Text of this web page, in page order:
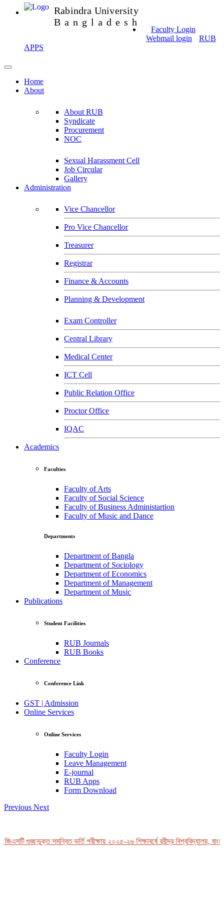
Rabindra University
Bangladesh
Faculty Login
Webmail login
RUB
APPS
Home
About
About RUB
Syndicate
Procurement
NOC
Sexual Harassment Cell
Job Circular
Gallery
Administration
Vice Chancellor
Pro Vice Chancellor
Treasurer
Registrar
Finance & Accounts
Planning & Development
Exam Controller
Central Library
Medical Center
ICT Cell
Public Relation Office
Proctor Office
IQAC
Academics
Faculties
Faculty of Arts
Faculty of Social Science
Faculty of Business Administartion
Faculty of Music and Dance
Departments
Department of Bangla
Department of Sociology
Department of Economics
Department of Management
Department of Music
Publications
Student Facilities
RUB Journals
RUB Books
Conference
Conference Link
GST | Admission
Online Services
Online Services
Faculty Login
Leave Management
E-journal
RUB Apps
Form Download
Previous Next
গুচ্ছভুক্ত সমন্বিত ভর্তি পরীক্ষায় ২০২৫-২৬ শিক্ষাবর্ষে রবীন্দ্র বিশ্ববিদ্যালয়,